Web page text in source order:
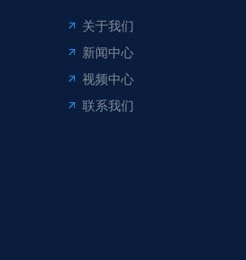
关于我们
新闻中心
视频中心
联系我们